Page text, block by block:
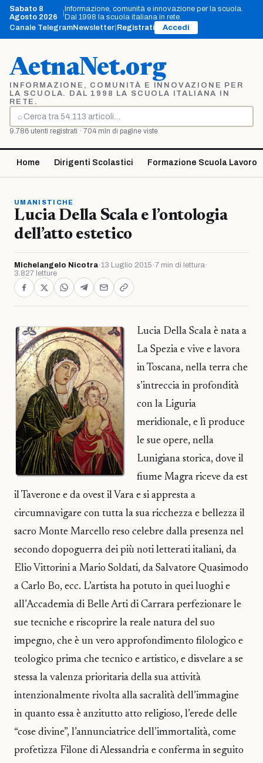
Vai
contenuto
Sabato 8
Agosto 2026
Informazione, comunità e innovazione per la scuola.
Dal 1998 la scuola italiana in rete.
Canale TelegramNewsletter Registrati Accedi
AetnaNet.org
INFORMAZIONE, COMUNITÀ E INNOVAZIONE PER
LA SCUOLA. DAL 1998 LA SCUOLA ITALIANA IN
RETE.
⌕
Cerca
9.786 utenti registrati · 704 mln di pagine viste
Home Dirigenti Scolastici Formazione Scuola Lavoro
UMANISTICHE
Lucia Della Scala e l’ontologia
dell’atto estetico
Michelangelo Nicotra·13 Luglio 2015 ·7 min di lettura·
3.827 letture
Lucia Della Scala è nata a
La Spezia e vive e lavora
in Toscana, nella terra che
s’intreccia in profondità
con la Liguria
meridionale, e lì produce
le sue opere, nella
Lunigiana storica, dove il
fiume Magra riceve da est
il Taverone e da ovest il Vara e si appresta a
circumnavigare con tutta la sua ricchezza e bellezza il
sacro Monte Marcello reso celebre dalla presenza nel
secondo dopoguerra dei più noti letterati italiani, da
Elio Vittorini a Mario Soldati, da Salvatore Quasimodo
a Carlo Bo, ecc. L’artista ha potuto in quei luoghi e
all’Accademia di Belle Arti di Carrara perfezionare le
sue tecniche e riscoprire la reale natura del suo
impegno, che è un vero approfondimento filologico e
teologico prima che tecnico e artistico, e disvelare a se
stessa la valenza prioritaria della sua attività
intenzionalmente rivolta alla sacralità dell’immagine
in quanto essa è anzitutto atto religioso, l’erede delle
“cose divine”, l’annunciatrice dell’immortalità, come
profetizza Filone di Alessandria e conferma in seguito